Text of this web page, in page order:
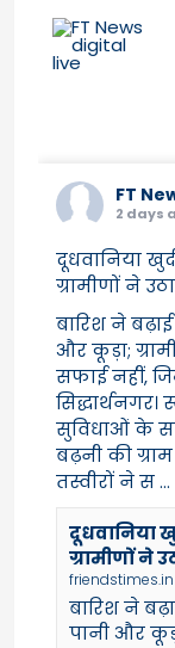
FT
2 days
दूधवानिया
ग्रामीणों ने
बारिश ने
और कूड़ा;
सफाई नहीं,
सुविधाओं के
बढ़नी की
तस्वीरों ने स...
दूधवानिया
ग्रामीणों ने
friendstimes.in
बारिश ने
पानी और